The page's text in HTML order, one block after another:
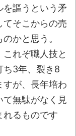
した」と現在は
着CGまとめ
郡山布引風
「ギャラガ」
ール」
が凄い。
謳うという矛
てそこからの売
かと思う。
れぞ職人技と
ち3年、裂き8
が、長年培わ
て無駄がなく見
れるものです